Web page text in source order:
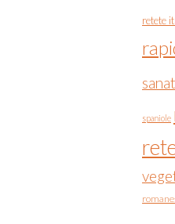
retete
spaniole